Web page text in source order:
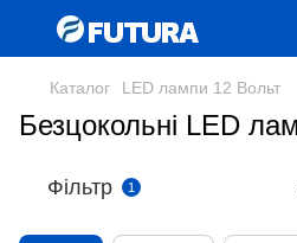
Каталог LED лампи 12 Вольт
Безцокольні LED
Фільтр 1